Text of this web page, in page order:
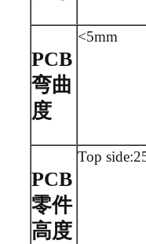
PCB
弯曲
度
<5mm
PCB
零件
高度
Top